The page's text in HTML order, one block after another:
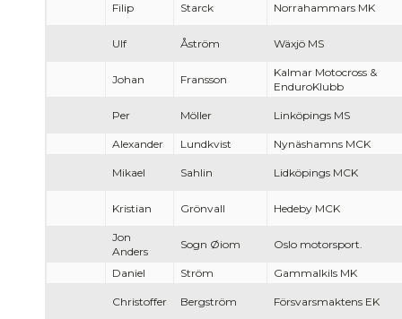
Filip Starck Norrahammars MK
Ulf Åström Wäxjö MS
Johan Fransson
Kalmar Motocross &
EnduroKlubb
Per Möller Linköpings MS
Alexander Lundkvist Nynäshamns MCK
Mikael Sahlin Lidköpings MCK
Kristian Grönvall Hedeby MCK
Jon
Anders
Sogn Øiom Oslo motorsport.
Daniel Ström Gammalkils MK
Christoffer Bergström Försvarsmaktens EK